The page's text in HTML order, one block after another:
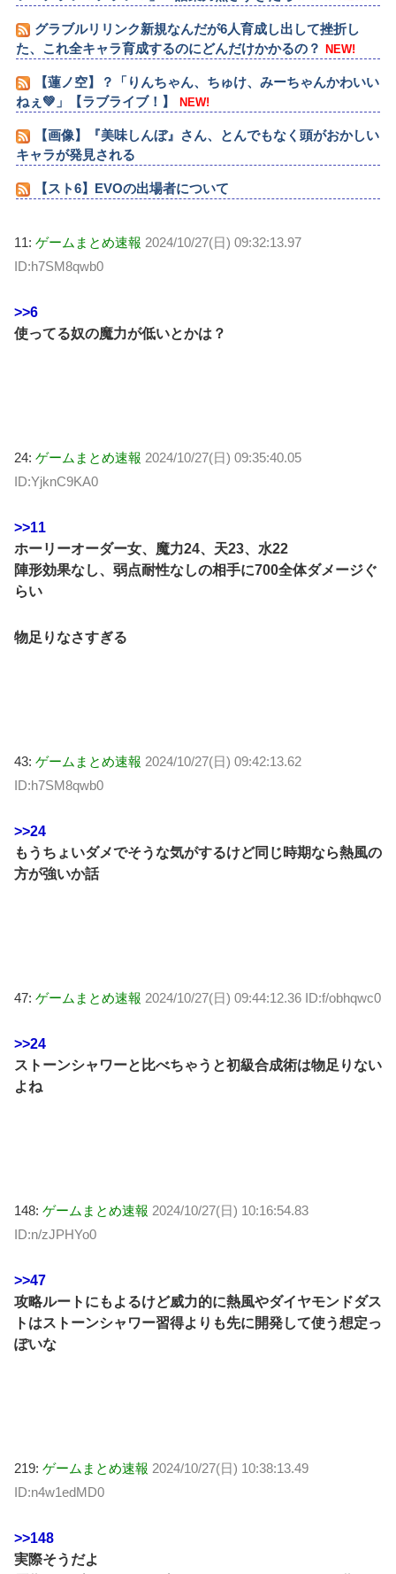
グラブルリリンク新規なんだが6人育成し出して挫折し
た、これ全キャラ育成するのにどんだけかかるの？ NEW!
【蓮ノ空】？「りんちゃん、ちゅけ、みーちゃんかわいい
ねぇ💚」【ラブライブ！】
NEW!
【画像】『美味しんぼ』さん、とんでもなく頭がおかしい
キャラが発見される
【スト6】EVOの出場者について
11: ゲームまとめ速報 2024/10/27(日) 09:32:13.97
ID:h7SM8qwb0
>>6
使ってる奴の魔力が低いとかは？
24: ゲームまとめ速報 2024/10/27(日) 09:35:40.05
ID:YjknC9KA0
>>11
ホーリーオーダー女、魔力24、天23、水22
陣形効果なし、弱点耐性なしの相手に700全体ダメージぐ
らい
物足りなさすぎる
43: ゲームまとめ速報 2024/10/27(日) 09:42:13.62
ID:h7SM8qwb0
>>24
もうちょいダメでそうな気がするけど同じ時期なら熱風の
方が強いか話
47: ゲームまとめ速報 2024/10/27(日) 09:44:12.36 ID:f/obhqwc0
>>24
ストーンシャワーと比べちゃうと初級合成術は物足りない
よね
148: ゲームまとめ速報 2024/10/27(日) 10:16:54.83
ID:n/zJPHYo0
>>47
攻略ルートにもよるけど威力的に熱風やダイヤモンドダス
トはストーンシャワー習得よりも先に開発して使う想定っ
ぽいな
219: ゲームまとめ速報 2024/10/27(日) 10:38:13.49
ID:n4w1edMD0
>>148
実際そうだよ